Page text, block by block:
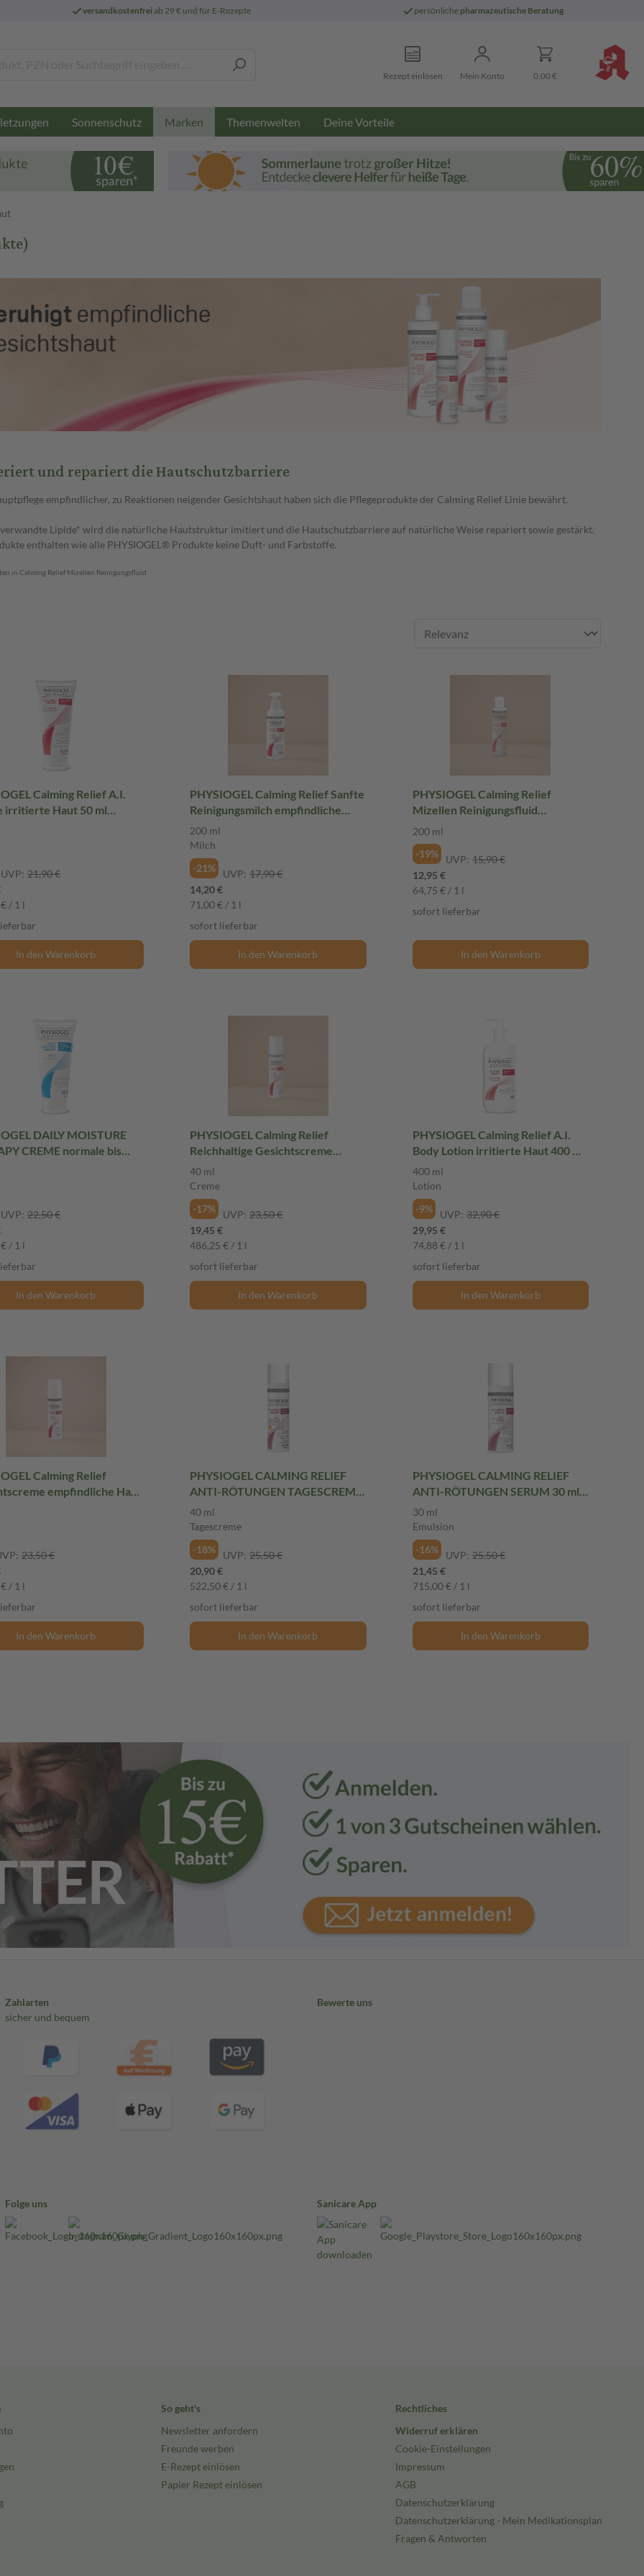
versandkostenfreiab 29 € und für E-Rezepte persönliche pharmazeutische Beratung
Rezept einlösen Mein Konto 0,00 €
Sonnenschutz Marken Themenwelten Deine Vorteile
und repariert die Hautschutzbarriere
empfindlicher, zu Reaktionen neigender Gesichtshaut haben sich die Pflegeprodukte der Calming Relief Linie bewährt.
Lipide* wird die natürliche Hautstruktur imitiert und die Hautschutzbarriere auf natürliche Weise repariert sowie gestärkt.
enthalten wie alle PHYSIOGEL® Produkte keine Duft- und Farbstoffe.
in Calming Relief Mizellen Reinigungsfluid
Calming Relief A.I.
Haut 50 ml
UVP: 21,90 €
/ 1 l
In den Warenkorb
PHYSIOGEL Calming Relief Sanfte
Reinigungsmilch empfindliche
Haut 200 ml Milch
200 ml
Milch
-21%
UVP: 17,90 €
14,20 €
71,00 € / 1 l
sofort lieferbar
In den Warenkorb
PHYSIOGEL Calming Relief
Mizellen Reinigungsfluid
200 ml
-19%
UVP: 15,90 €
12,95 €
64,75 € / 1 l
sofort lieferbar
In den Warenkorb
DAILY MOISTURE
CREME normale bis
Haut 150 ml Creme
UVP: 22,50 €
/ 1 l
In den Warenkorb
PHYSIOGEL Calming Relief
Reichhaltige Gesichtscreme
40 ml
Creme
-17%
UVP: 23,50 €
19,45 €
486,25 € / 1 l
sofort lieferbar
In den Warenkorb
PHYSIOGEL Calming Relief A.I.
Body Lotion irritierte Haut 400 ml
Lotion
400 ml
Lotion
-9%
UVP: 32,90 €
29,95 €
74,88 € / 1 l
sofort lieferbar
In den Warenkorb
Calming Relief
empfindliche Haut
23,50 €
/ 1 l
In den Warenkorb
PHYSIOGEL CALMING RELIEF
ANTI-RÖTUNGEN TAGESCREME
LSF 25 40 ml Tagescreme
40 ml
Tagescreme
-18%
UVP: 25,50 €
20,90 €
522,50 € / 1 l
sofort lieferbar
In den Warenkorb
PHYSIOGEL CALMING RELIEF
ANTI-RÖTUNGEN SERUM 30 ml
Emulsion
30 ml
Emulsion
-16%
UVP: 25,50 €
21,45 €
715,00 € / 1 l
sofort lieferbar
In den Warenkorb
Zahlarten
sicher und bequem
Bewerte uns
Folge uns Sanicare App
So geht's
Newsletter anfordern
Freunde werben
E-Rezept einlösen
Papier Rezept einlösen
Rechtliches
Widerruf erklären
Cookie-Einstellungen
Impressum
AGB
Datenschutzerklärung
Datenschutzerklärung - Mein Medikationsplan
Fragen & Antworten